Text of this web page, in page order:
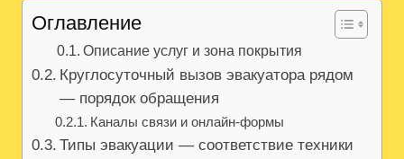
Оглавление
Описание услуг и зона покрытия
Круглосуточный вызов эвакуатора рядом
— порядок обращения
Каналы связи и онлайн-формы
Типы эвакуации — соответствие техники